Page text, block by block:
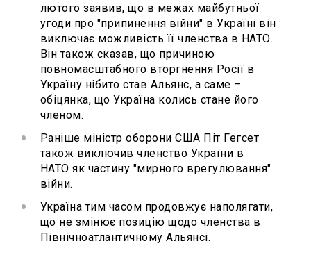
лютого заявив, що в межах майбутньої
угоди про "припинення війни" в Україні він
виключає можливість її членства в НАТО.
Він також сказав, що причиною
повномасштабного вторгнення Росії в
Україну нібито став Альянс, а саме –
обіцянка, що Україна колись стане його
членом.
Раніше міністр оборони США Піт Гегсет
також виключив членство України в
НАТО як частину "мирного врегулювання"
війни.
Україна тим часом продовжує наполягати,
що не змінює позицію щодо членства в
Північноатлантичному Альянсі.